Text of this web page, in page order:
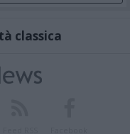
classica